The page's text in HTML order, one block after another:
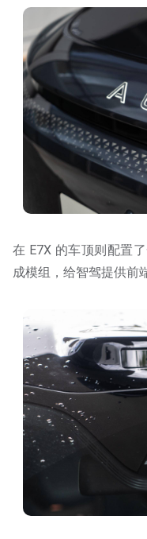
在 E7X 的车顶则配置
成模组，给智驾提供前